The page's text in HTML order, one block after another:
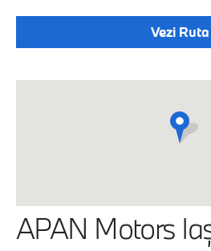
Vezi Ruta
APAN Motors